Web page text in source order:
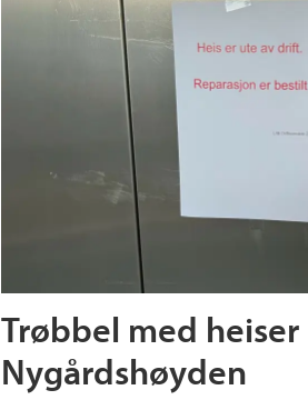
Trøbbel med heiser
Nygårdshøyden